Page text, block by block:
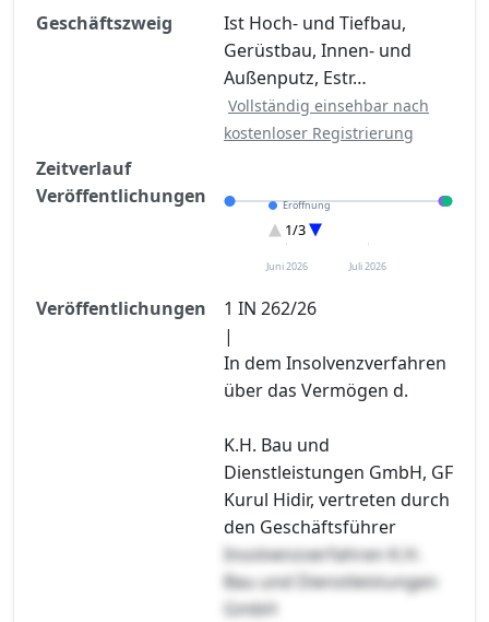
Jetzt kostenlos registrieren
Geschäftszweig
Ist Hoch- und Tiefbau,
Gerüstbau, Innen- und
Außenputz, Estr…
Vollständig einsehbar nach
kostenloser Registrierung
Zeitverlauf
Veröffentlichungen
Eröffnung
Sonstiges
Entscheidung im Verfahren
1/3
Juni 2026 Juli 2026
Veröffentlichungen
1 IN 262/26
|
In dem Insolvenzverfahren
über das Vermögen d.
K.H. Bau und
Dienstleistungen GmbH, GF
Kurul Hidir, vertreten durch
den Geschäftsführer
Insolvenzverfahren K.H.
Bau und Dienstleistungen
GmbH